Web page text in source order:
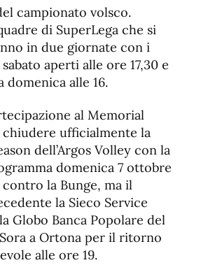
campionato volsco.
di SuperLega che si
in due giornate con i
aperti alle ore 17,30 e
domenica alle 16.
al Memorial
ufficialmente la
dell’Argos Volley con la
domenica 7 ottobre
contro la Bunge, ma il
la Sieco Service
Globo Banca Popolare del
a Ortona per il ritorno
alle ore 19.